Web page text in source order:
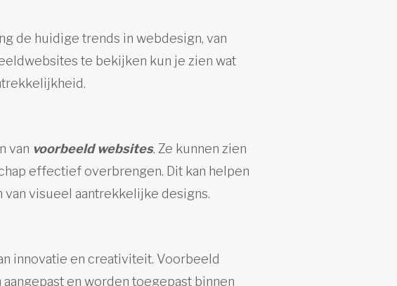
de huidige trends in webdesign, van
te bekijken kun je zien wat
van voorbeeld websites. Ze kunnen zien
effectief overbrengen. Dit kan helpen
visueel aantrekkelijke designs.
innovatie en creativiteit. Voorbeeld
en worden toegepast binnen